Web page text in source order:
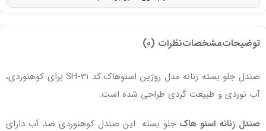
توضیحاتمشخصاتنظرات (0)
صندل جلو بسته زنانه مدل روژین اسنوهاک کد SH-31 برای کوهنوردی،
آب نوردی و طبیعت گردی طراحی شده است.
صندل زنانه اسنو هاک جلو بسته این صندل کوهنوردی ضد آب دارای